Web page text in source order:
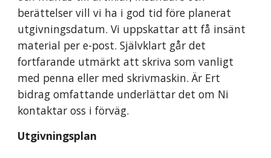
berättelser vill vi ha i god tid före planerat
utgivningsdatum. Vi uppskattar att få insänt
material per e-post. Självklart går det
fortfarande utmärkt att skriva som vanligt
med penna eller med skrivmaskin. Är Ert
bidrag omfattande underlättar det om Ni
kontaktar oss i förväg.
Utgivningsplan